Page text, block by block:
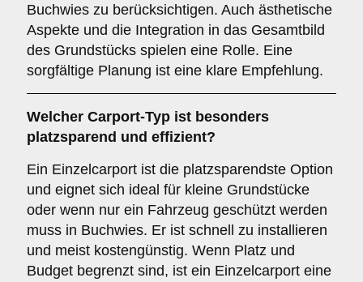
Buchwies zu berücksichtigen. Auch ästhetische
Aspekte und die Integration in das Gesamtbild
des Grundstücks spielen eine Rolle. Eine
sorgfältige Planung ist eine klare Empfehlung.
Welcher Carport-Typ ist besonders
platzsparend und effizient?
Ein Einzelcarport ist die platzsparendste Option
und eignet sich ideal für kleine Grundstücke
oder wenn nur ein Fahrzeug geschützt werden
muss in Buchwies. Er ist schnell zu installieren
und meist kostengünstig. Wenn Platz und
Budget begrenzt sind, ist ein Einzelcarport eine